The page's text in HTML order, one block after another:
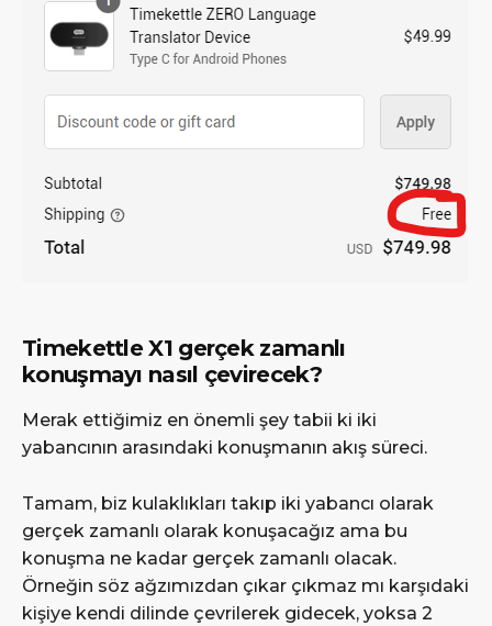
Timekettle X1 gerçek zamanlı
konuşmayı nasıl çevirecek?
Merak ettiğimiz en önemli şey tabii ki iki
yabancının arasındaki konuşmanın akış süreci.
Tamam, biz kulaklıkları takıp iki yabancı olarak
gerçek zamanlı olarak konuşacağız ama bu
konuşma ne kadar gerçek zamanlı olacak.
Örneğin söz ağzımızdan çıkar çıkmaz mı karşıdaki
kişiye kendi dilinde çevrilerek gidecek, yoksa 2